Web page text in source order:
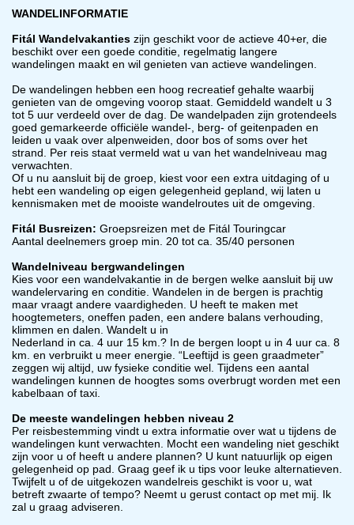
WANDELINFORMATIE
Fitál Wandelvakanties zijn geschikt voor de actieve 40+er, die
beschikt over een goede conditie, regelmatig langere
wandelingen maakt en wil genieten van actieve wandelingen.
De wandelingen hebben een hoog recreatief gehalte waarbij
genieten van de omgeving voorop staat. Gemiddeld wandelt u 3
tot 5 uur verdeeld over de dag. De wandelpaden zijn grotendeels
goed gemarkeerde officiële wandel-, berg- of geitenpaden en
leiden u vaak over alpenweiden, door bos of soms over het
strand. Per reis staat vermeld wat u van het wandelniveau mag
verwachten.
Of u nu aansluit bij de groep, kiest voor een extra uitdaging of u
hebt een wandeling op eigen gelegenheid gepland, wij laten u
kennismaken met de mooiste wandelroutes uit de omgeving.
Fitál Busreizen: Groepsreizen met de Fitál Touringcar
Aantal deelnemers groep min. 20 tot ca. 35/40 personen
Wandelniveau bergwandelingen
Kies voor een wandelvakantie in de bergen welke aansluit bij uw
wandelervaring en conditie. Wandelen in de bergen is prachtig
maar vraagt andere vaardigheden. U heeft te maken met
hoogtemeters, oneffen paden, een andere balans verhouding,
klimmen en dalen. Wandelt u in
Nederland in ca. 4 uur 15 km.? In de bergen loopt u in 4 uur ca. 8
km. en verbruikt u meer energie. “Leeftijd is geen graadmeter”
zeggen wij altijd, uw fysieke conditie wel. Tijdens een aantal
wandelingen kunnen de hoogtes soms overbrugt worden met een
kabelbaan of taxi.
De meeste wandelingen hebben niveau 2
Per reisbestemming vindt u extra informatie over wat u tijdens de
wandelingen kunt verwachten. Mocht een wandeling niet geschikt
zijn voor u of heeft u andere plannen? U kunt natuurlijk op eigen
gelegenheid op pad. Graag geef ik u tips voor leuke alternatieven.
Twijfelt u of de uitgekozen wandelreis geschikt is voor u, wat
betreft zwaarte of tempo? Neemt u gerust contact op met mij. Ik
zal u graag adviseren.